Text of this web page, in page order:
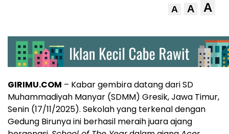
A A A
GIRIMU.COM – Kabar gembira datang dari SD
Muhammadiyah Manyar (SDMM) Gresik, Jawa Timur,
Senin (17/11/2025). Sekolah yang terkenal dengan
Gedung Birunya ini berhasil meraih juara ajang